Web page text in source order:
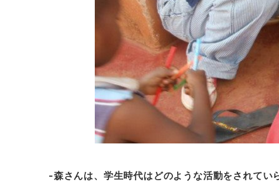
-森さんは、学生時代はどのような活動をされてい